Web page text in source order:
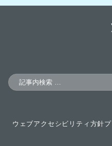
検
ウェブアクセシビリティ方針